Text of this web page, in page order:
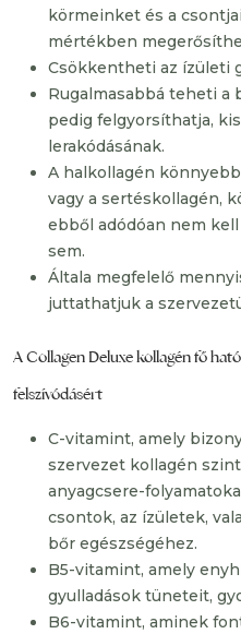
körmeinket és a
mértékben
Csökkentheti az ízületi
Rugalmasabbá teheti a
pedig felgyorsíthatja,
lerakódásának.
A halkollagén
vagy a sertéskollagén,
ebből adódóan nem
sem.
Általa megfelelő
juttathatjuk a
A Collagen Deluxe kollagén fő
felszívódásért
C-vitamint, amely
szervezet kollagén
anyagcsere-
csontok, az ízületek,
bőr egészségéhez.
B5-vitamint, amely
gyulladások tüneteit,
B6-vitamint, aminek